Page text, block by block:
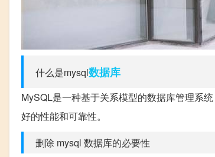
什么是mysql数据库
MySQL是一种基于关系模型的数据库管理系
好的性能和可靠性。
删除 mysql 数据库的必要性